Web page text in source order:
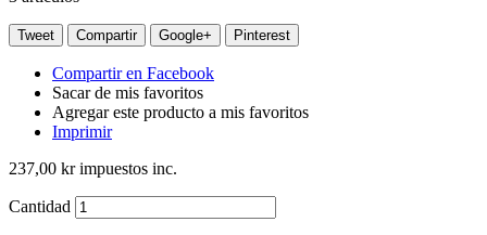
Tweet Compartir Google+ Pinterest
Compartir en Facebook
Sacar de mis favoritos
Agregar este producto a mis favoritos
Imprimir
237,00 krimpuestos inc.
Cantidad